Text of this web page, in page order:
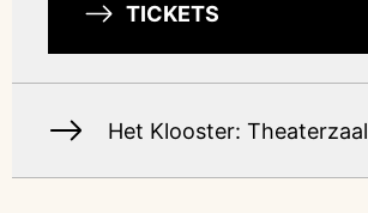
TICKETS
Het Klooster: Theaterzaal